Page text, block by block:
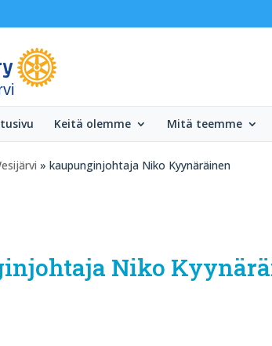
Keitä olemme Mitä teemme
» kaupunginjohtaja Niko Kyynäräinen
Niko